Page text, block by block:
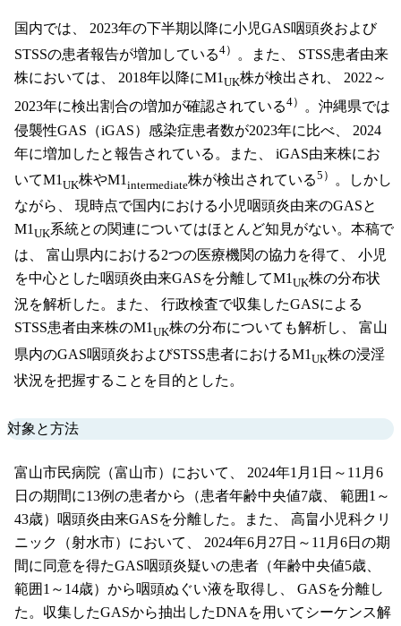
国内では、 2023年の下半期以降に小児GAS咽頭炎および
STSSの患者報告が増加している4）
。また、 STSS患者由来
株においては、 2018年以降にM1 UK株が検出され、 2022～
2023年に検出割合の増加が確認されている4） 。沖縄県では
侵襲性GAS（iGAS）感染症患者数が2023年に比べ、 2024
年に増加したと報告されている。また、 iGAS由来株にお
いてM1 UK株やM1 intermediate株が検出されている5）
。しかし
ながら、 現時点で国内における小児咽頭炎由来のGASと
M1 UK系統との関連についてはほとんど知見がない。本稿で
は、 富山県内における2つの医療機関の協力を得て、 小児
を中心とした咽頭炎由来GASを分離してM1 UK株の分布状
況を解析した。また、 行政検査で収集したGASによる
STSS患者由来株のM1UK株の分布についても解析し、 富山
県内のGAS咽頭炎およびSTSS患者におけるM1 UK株の浸淫
状況を把握することを目的とした。
対象と方法
富山市民病院（富山市）において、 2024年1月1日～11月6
日の期間に13例の患者から（患者年齢中央値7歳、 範囲1～
43歳）咽頭炎由来GASを分離した。また、 高畠小児科クリ
ニック（射水市）において、 2024年6月27日～11月6日の期
間に同意を得たGAS咽頭炎疑いの患者（年齢中央値5歳、
範囲1～14歳）から咽頭ぬぐい液を取得し、 GASを分離し
た。収集したGASから抽出したDNAを用いてシーケンス解